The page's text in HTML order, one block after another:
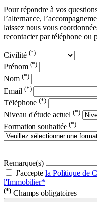
Pour répondre à vos
l’alternance,
laissez nous vous
recontacter par téléphone ou
Civilité (*)
Prénom (*)
Nom (*)
Email (*)
Téléphone (*)
Niveau d'étude actuel (*)
Formation souhaitée (*)
Remarque(s)
J'accepte la Politique de
l'Immobilier*
(*) Champs obligatoires